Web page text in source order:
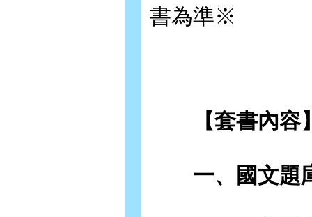
書為準※
【套書內容
一、國文題